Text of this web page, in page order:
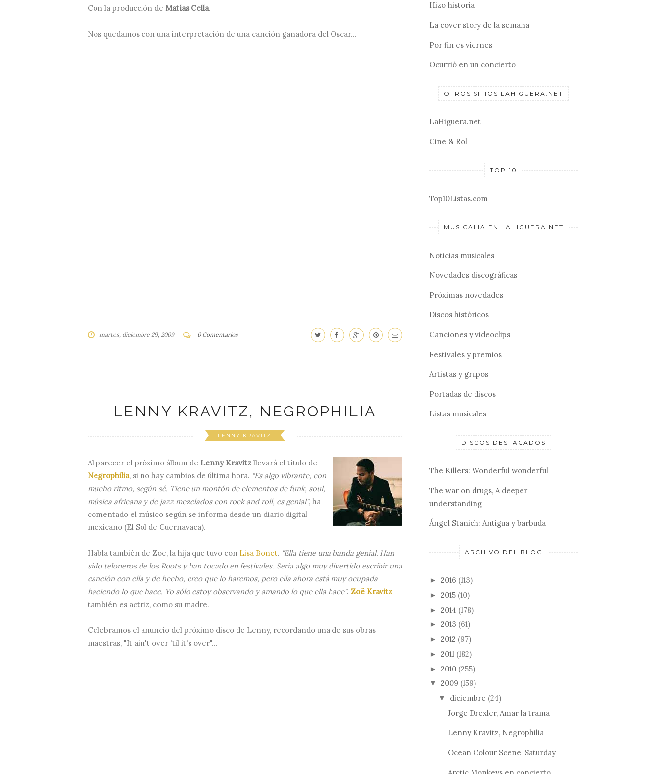
Con la producción de Matías Cella.
Nos quedamos con una interpretación de una canción ganadora del Oscar...
martes, diciembre 29, 2009 0 Comentarios
LENNY KRAVITZ, NEGROPHILIA
LENNY KRAVITZ
Al parecer el próximo álbum de Lenny Kravitzllevará el título de
Negrophilia, si no hay cambios de última hora. "Es algo vibrante, con
mucho ritmo, según sé. Tiene un montón de elementos de funk, soul,
música africana y de jazz mezclados con rock and roll, es genial", ha
comentado el músico según se informa desde un diario digital
mexicano (El Sol de Cuernavaca).
Habla también de Zoe, la hija que tuvo con Lisa Bonet. "Ella tiene una banda genial. Han
sido teloneros de los Roots y han tocado en festivales. Sería algo muy divertido escribir una
canción con ella y de hecho, creo que lo haremos, pero ella ahora está muy ocupada
haciendo lo que hace. Yo sólo estoy observando y amando lo que ella hace". Zoë Kravitz
también es actriz, como su madre.
Celebramos el anuncio del próximo disco de Lenny, recordando una de sus obras
maestras, "It ain't over 'til it's over"...
Hizo historia
La cover story de la semana
Por fin es viernes
Ocurrió en un concierto
OTROS SITIOS LAHIGUERA.NET
LaHiguera.net
Cine & Rol
TOP 10
Top10Listas.com
MUSICALIA EN LAHIGUERA.NET
Noticias musicales
Novedades discográficas
Próximas novedades
Discos históricos
Canciones y videoclips
Festivales y premios
Artistas y grupos
Portadas de discos
Listas musicales
DISCOS DESTACADOS
The Killers: Wonderful wonderful
The war on drugs, A deeper
understanding
Ángel Stanich: Antigua y barbuda
ARCHIVO DEL BLOG
► 2016 (113)
► 2015 (10)
► 2014 (178)
► 2013 (61)
► 2012 (97)
► 2011 (182)
► 2010 (255)
▼ 2009 (159)
▼ diciembre (24)
Jorge Drexler, Amar la trama
Lenny Kravitz, Negrophilia
Ocean Colour Scene, Saturday